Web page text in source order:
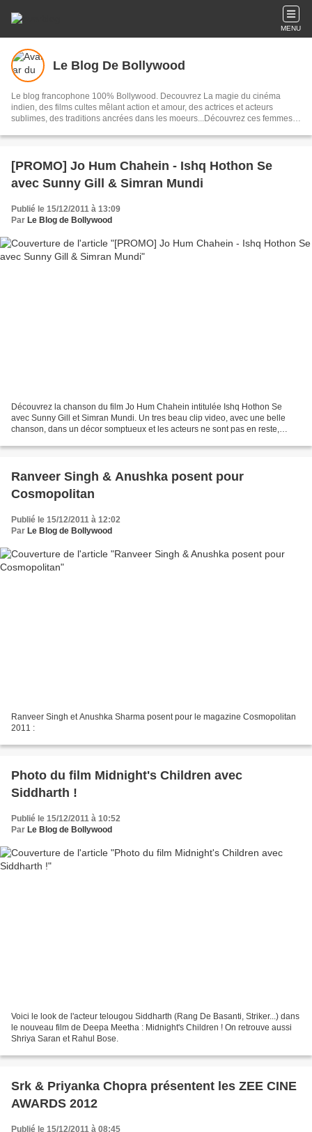
MENU
Le Blog De Bollywood
Le blog francophone 100% Bollywood. Decouvrez La magie du cinéma
indien, des films cultes mêlant action et amour, des actrices et acteurs
sublimes, des traditions ancrées dans les moeurs...Découvrez ces femmes
[PROMO] Jo Hum Chahein - Ishq Hothon Se
avec Sunny Gill & Simran Mundi
Publié le 15/12/2011 à 13:09
Par Le Blog de Bollywood
Découvrez la chanson du film Jo Hum Chahein intitulée Ishq Hothon Se
avec Sunny Gill et Simran Mundi. Un tres beau clip video, avec une belle
chanson, dans un décor somptueux et les acteurs ne sont pas en reste,
Ranveer Singh & Anushka posent pour
Cosmopolitan
Publié le 15/12/2011 à 12:02
Par Le Blog de Bollywood
Ranveer Singh et Anushka Sharma posent pour le magazine Cosmopolitan
2011 :
Photo du film Midnight's Children avec
Siddharth !
Publié le 15/12/2011 à 10:52
Par Le Blog de Bollywood
Voici le look de l'acteur telougou Siddharth (Rang De Basanti, Striker...) dans
le nouveau film de Deepa Meetha : Midnight's Children ! On retrouve aussi
Shriya Saran et Rahul Bose.
Srk & Priyanka Chopra présentent les ZEE CINE
AWARDS 2012
Publié le 15/12/2011 à 08:45